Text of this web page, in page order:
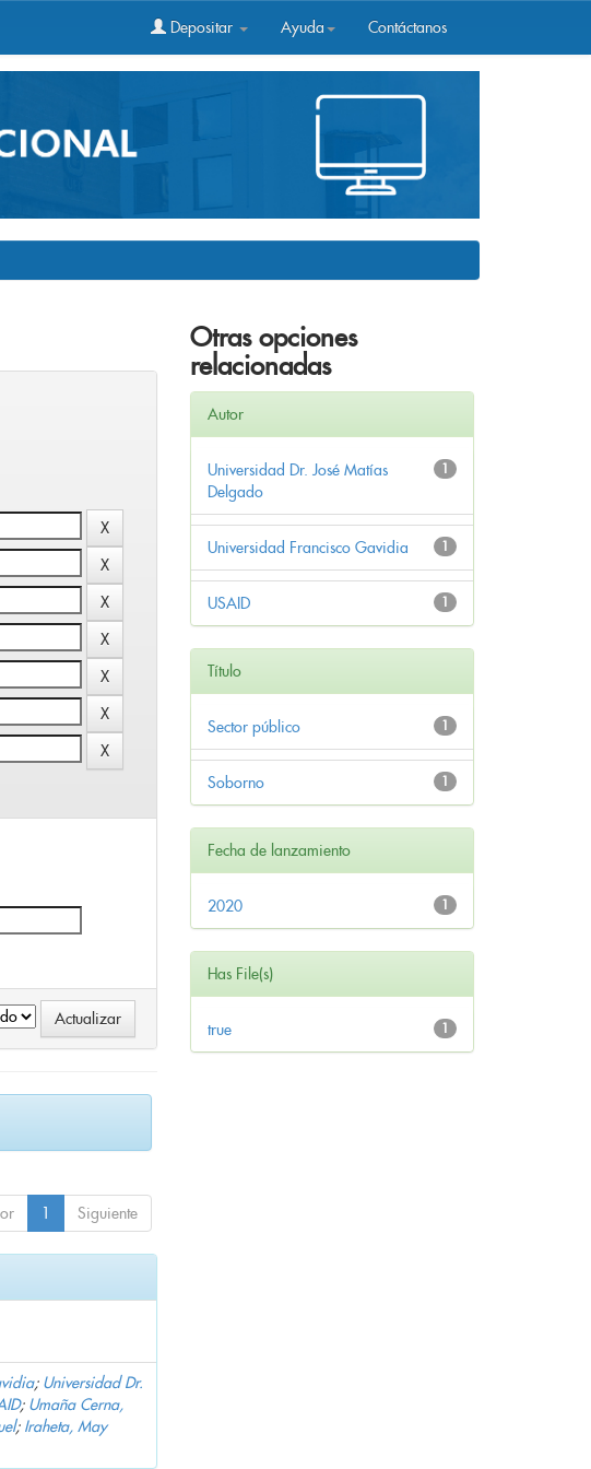
Depositar Ayuda Contáctanos
1 Siguiente
; Universidad Dr.
; Umaña Cerna,
; Iraheta, May
Otras opciones
relacionadas
Autor
1
Universidad Dr. José Matías
Delgado
1
Universidad Francisco Gavidia
1
USAID
Título
1
Sector público
1
Soborno
Fecha de lanzamiento
1
2020
Has File(s)
1
true